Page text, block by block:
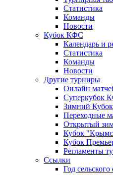
Статистика
Команды
Новости
Кубок КФС
Календарь и
Статистика
Команды
Новости
Другие турниры
Онлайн
Суперкубок
Зимний
Переходные
Открытый
Кубок
Кубок
Регламенты
Ссылки
Год